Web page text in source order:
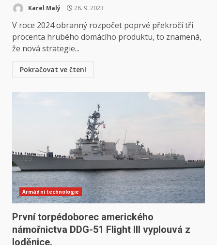
Karel Malý 28. 9. 2023
V roce 2024 obranný rozpočet poprvé překročí tři
procenta hrubého domácího produktu, to znamená,
že nová strategie...
Pokračovat ve čtení
Armádní technologie
První torpédoborec amerického
námořnictva DDG-51 Flight III vyplouvá z
loděnice.